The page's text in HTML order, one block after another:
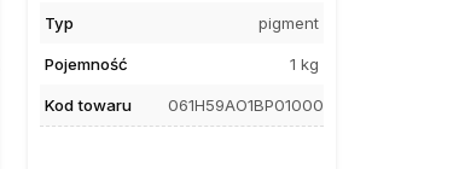
Typ pigment
Pojemność 1 kg
Kod towaru 061H59AO1BP01000